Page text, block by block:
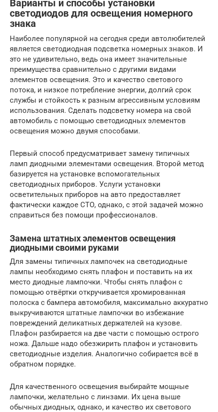
Варианты и способы установки
светодиодов для освещения номерного
знака
Наиболее популярной на сегодня среди автолюбителей
является светодиодная подсветка номерных знаков. И
это не удивительно, ведь она имеет значительные
преимущества сравнительно с другими видами
элементов освещения. Это и качество светового
потока, и низкое потребление энергии, долгий срок
службы и стойкость к разным агрессивным условиям
использования. Сделать подсветку номера на свой
автомобиль с помощью светодиодных элементов
освещения можно двумя способами.
Первый способ предусматривает замену типичных
ламп диодными элементами освещения. Второй метод
базируется на установке вспомогательных
светодиодных приборов. Услуги установки
осветительных приборов на авто предоставляет
фактически каждое СТО, однако, с этой задачей можно
справиться без помощи профессионалов.
Замена штатных элементов освещения
диодными своими руками
Для замены типичных лампочек на светодиодные
лампы необходимо снять плафон и поставить на их
место диодные лампочки. Чтобы снять плафон с
помощью отвёртки откручивается хромированная
полоска с бампера автомобиля, максимально аккуратно
выкручиваются штатные лампочки во избежание
повреждений деликатных держателей на кузове.
Плафон разбирается на две части с помощью острого
ножа. Дальше надо обезжирить плафон и установить
светодиодные изделия. Аналогично собирается всё в
обратном порядке.
Для качественного освещения выбирайте мощные
лампочки, желательно с линзами. Их цена выше
обычных диодных, однако, и качество их светового